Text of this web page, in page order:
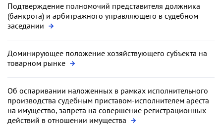
Подтверждение полномочий представителя должника
(банкрота) и арбитражного управляющего в судебном
заседании
Доминирующее положение хозяйствующего субъекта на
товарном рынке
Об оспаривании наложенных в рамках исполнительного
производства судебным приставом-исполнителем ареста
на имущество, запрета на совершение регистрационных
действий в отношении имущества